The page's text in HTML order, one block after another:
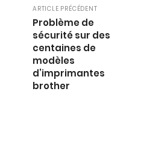
ARTICLE PRÉCÉDENT
Problème de
sécurité sur des
centaines de
modèles
d’imprimantes
brother